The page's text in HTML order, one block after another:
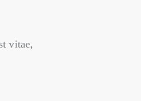
vitae,